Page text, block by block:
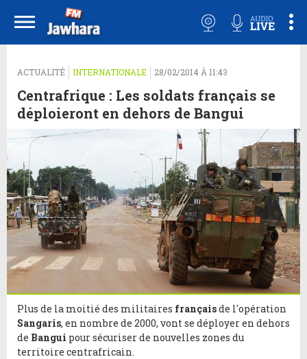
ACTUALITÉ INTERNATIONALE 28/02/2014 À 11:43
Centrafrique : Les soldats français se
déploieront en dehors de Bangui
Plus de la moitié des militaires françaisde l'opération
Sangaris, en nombre de 2000, vont se déployer en dehors
de Bangui pour sécuriser de nouvelles zones du
territoire centrafricain.